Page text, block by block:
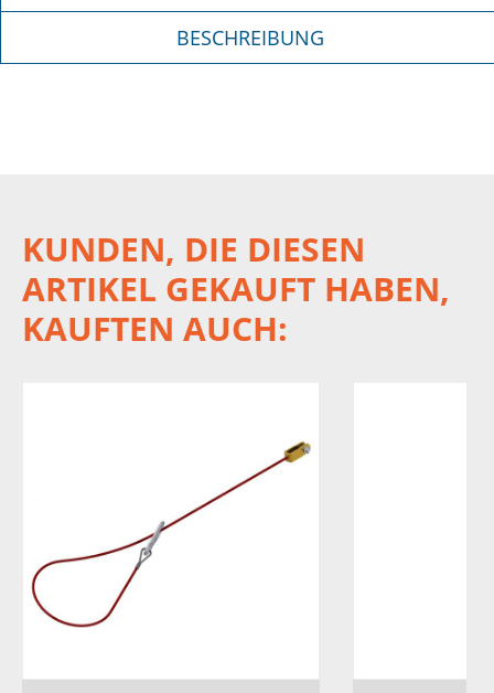
BESCHREIBUNG
KUNDEN, DIE DIESEN
ARTIKEL GEKAUFT HABEN,
KAUFTEN AUCH: